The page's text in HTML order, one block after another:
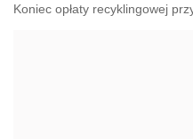
Koniec opłaty recyklingowej